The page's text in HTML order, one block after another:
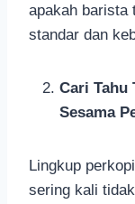
apakah barista
standar dan
Cari Tahu
Sesama
Lingkup
sering kali